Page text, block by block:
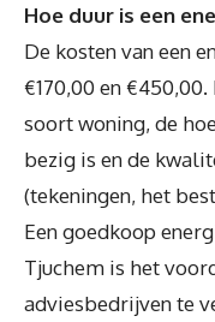
Hoe duur is een
De kosten van een
€170,00 en
soort woning, de
bezig is en de
(tekeningen, het
Een goedkoop
Tjuchem is het
adviesbedrijven te